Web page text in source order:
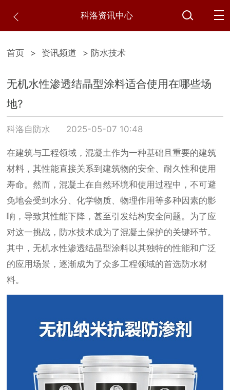
科洛资讯中心
首页 > 资讯频道 > 防水技术
无机水性渗透结晶型涂料适合使用在哪些场
地?
科洛自防水 2025-05-07 10:48
在建筑与工程领域，混凝土作为一种基础且重要的建筑
材料，其性能直接关系到建筑物的安全、耐久性和使用
寿命。然而，混凝土在自然环境和使用过程中，不可避
免地会受到水分、化学物质、物理作用等多种因素的影
响，导致其性能下降，甚至引发结构安全问题。为了应
对这一挑战，防水技术成为了混凝土保护的关键环节。
其中，无机水性渗透结晶型涂料以其独特的性能和广泛
的应用场景，逐渐成为了众多工程领域的首选防水材
料。